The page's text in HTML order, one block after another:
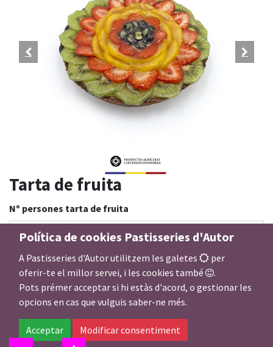
Tarta de fruita
Nº persones tarta de fruita
Fruita tarta de fruita
26,00€
Política de cookies Pastisseries d'Autor
A Pastisseries d'Autor utilitzem les galetes
per
oferir-te el millor servei, i les cookies també
.
Pots prémer acceptar si hi estàs d'acord, o gestionar les
opcions en cas que vulguis saber-ne més.
Acceptar Modificar consentiment